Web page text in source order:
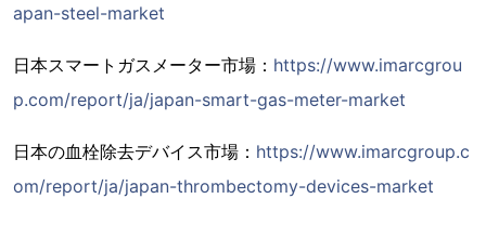
apan-steel-market
日本スマートガスメーター市場： https://www.imarcgrou
p.com/report/ja/japan-smart-gas-meter-market
日本の血栓除去デバイス市場： https://www.imarcgroup.c
om/report/ja/japan-thrombectomy-devices-market